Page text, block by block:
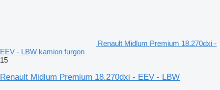
Renault Midlum Premium 18.270dxi -
EEV - LBW kamion furgon
15
Renault Midlum Premium 18.270dxi - EEV - LBW